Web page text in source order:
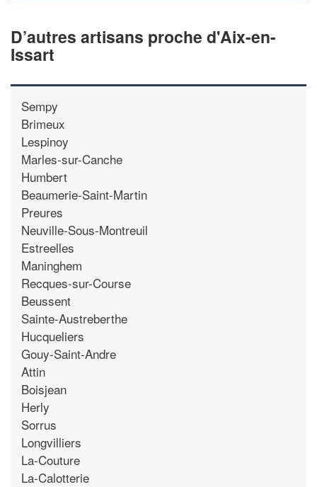
D’autres artisans proche d'Aix-en-
Issart
Sempy
Brimeux
Lespinoy
Marles-sur-Canche
Humbert
Beaumerie-Saint-Martin
Preures
Neuville-Sous-Montreuil
Estreelles
Maninghem
Recques-sur-Course
Beussent
Sainte-Austreberthe
Hucqueliers
Gouy-Saint-Andre
Attin
Boisjean
Herly
Sorrus
Longvilliers
La-Couture
La-Calotterie